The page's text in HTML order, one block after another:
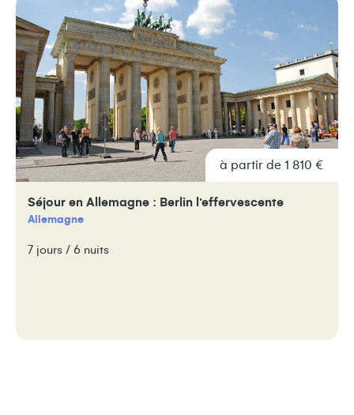
à partir de 1 810 €
Séjour en Allemagne : Berlin l’effervescente
Allemagne
7 jours / 6 nuits